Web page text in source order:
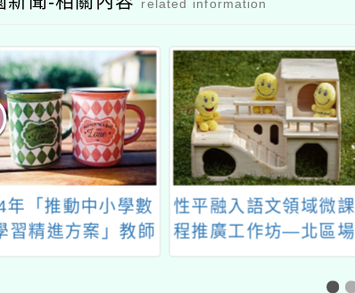
related information
融入語文領域微課
廣工作坊—北區場
113學年度語文領域客
語文分級教材結合教學
運用工作坊